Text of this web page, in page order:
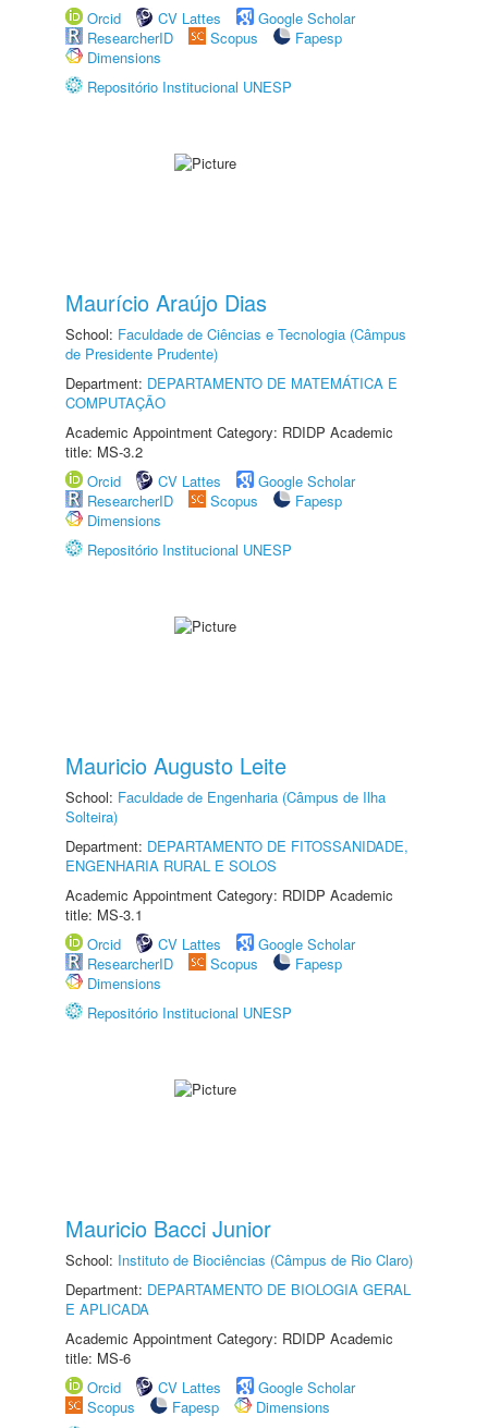
Orcid
CV Lattes
Google Scholar
ResearcherID
Scopus
Fapesp
Dimensions
Repositório Institucional UNESP
Maurício Araújo Dias
School: Faculdade de Ciências e Tecnologia (Câmpus
de Presidente Prudente)
Department: DEPARTAMENTO DE MATEMÁTICA E
COMPUTAÇÃO
Academic Appointment Category: RDIDP Academic
title: MS-3.2
Orcid
CV Lattes
Google Scholar
ResearcherID
Scopus
Fapesp
Dimensions
Repositório Institucional UNESP
Mauricio Augusto Leite
School: Faculdade de Engenharia (Câmpus de Ilha
Solteira)
Department: DEPARTAMENTO DE FITOSSANIDADE,
ENGENHARIA RURAL E SOLOS
Academic Appointment Category: RDIDP Academic
title: MS-3.1
Orcid
CV Lattes
Google Scholar
ResearcherID
Scopus
Fapesp
Dimensions
Repositório Institucional UNESP
Mauricio Bacci Junior
School: Instituto de Biociências (Câmpus de Rio Claro)
Department: DEPARTAMENTO DE BIOLOGIA GERAL
E APLICADA
Academic Appointment Category: RDIDP Academic
title: MS-6
Orcid
CV Lattes
Google Scholar
Scopus
Fapesp
Dimensions